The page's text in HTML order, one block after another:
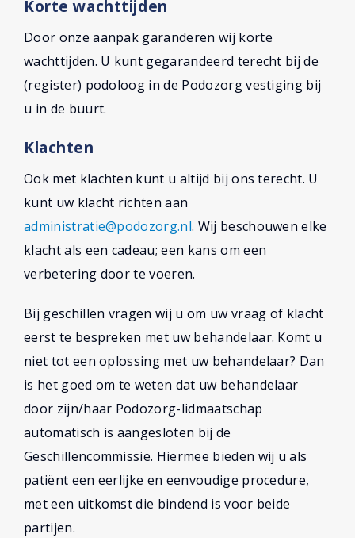
Korte wachttijden
Door onze aanpak garanderen wij korte
wachttijden. U kunt gegarandeerd terecht bij de
(register) podoloog in de Podozorg vestiging bij
u in de buurt.
Klachten
Ook met klachten kunt u altijd bij ons terecht. U
kunt uw klacht richten aan
administratie@podozorg.nl. Wij beschouwen elke
klacht als een cadeau; een kans om een
verbetering door te voeren.
Bij geschillen vragen wij u om uw vraag of klacht
eerst te bespreken met uw behandelaar. Komt u
niet tot een oplossing met uw behandelaar? Dan
is het goed om te weten dat uw behandelaar
door zijn/haar Podozorg-lidmaatschap
automatisch is aangesloten bij de
Geschillencommissie. Hiermee bieden wij u als
patiënt een eerlijke en eenvoudige procedure,
met een uitkomst die bindend is voor beide
partijen.